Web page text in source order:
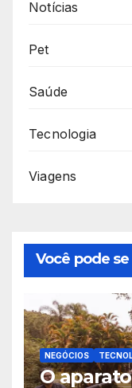
Notícias
Pet
Saúde
Tecnologia
Viagens
Você pode
NEGÓCIOS
O